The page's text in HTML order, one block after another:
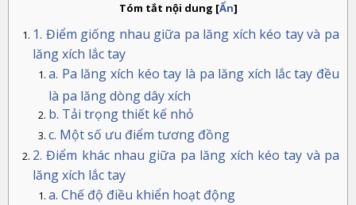
Tóm tắt nội dung [Ẩn]
1. Điểm giống nhau giữa pa lăng xích kéo tay và pa
lăng xích lắc tay
a. Pa lăng xích kéo tay là pa lăng xích lắc tay đều
là pa lăng dòng dây xích
b. Tải trọng thiết kế nhỏ
c. Một số ưu điểm tương đồng
2. Điểm khác nhau giữa pa lăng xích kéo tay và pa
lăng xích lắc tay
a. Chế độ điều khiển hoạt động